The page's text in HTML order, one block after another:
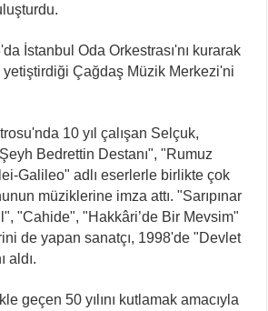
İstanbul Oda Orkestrası'nı kurarak
Çağdaş Müzik Merkezi'ni
10 yıl çalışan Selçuk,
Bedrettin Destanı", "Rumuz
Galileo" adlı eserlerle birlikte çok
müziklerine imza attı. "Sarıpınar
"Cahide", "Hakkâri’de Bir Mevsim"
de yapan sanatçı, 1998'de "Devlet
aldı.
geçen 50 yılını kutlamak amacıyla